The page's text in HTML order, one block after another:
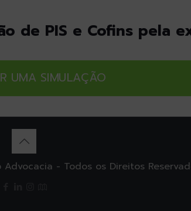
de PIS e Cofins pela
UMA SIMULAÇÃO
- Todos os Direitos